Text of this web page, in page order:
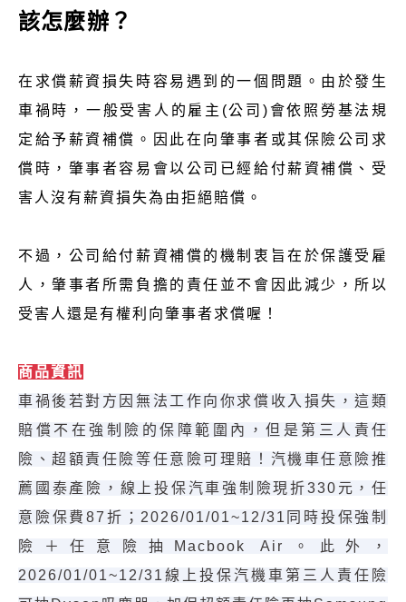
該怎麼辦？
在求償薪資損失時容易遇到的一個問題。由於發生
車禍時，一般受害人的雇主(公司)會依照勞基法規
定給予薪資補償。因此在向肇事者或其保險公司求
償時，肇事者容易會以公司已經給付薪資補償、受
害人沒有薪資損失為由拒絕賠償。
不過，公司給付薪資補償的機制衷旨在於保護受雇
人，肇事者所需負擔的責任並不會因此減少，所以
受害人還是有權利向肇事者求償喔！
商品資訊
車禍後若對方因無法工作向你求償收入損失，這類
賠償不在強制險的保障範圍內，但是第三人責任
險、超額責任險等任意險可理賠！汽機車任意險推
薦國泰產險，線上投保汽車強制險現折330元，任
意險保費87折；2026/01/01~12/31同時投保強制
險＋任意險抽Macbook Air。此外，
2026/01/01~12/31線上投保汽機車第三人責任險